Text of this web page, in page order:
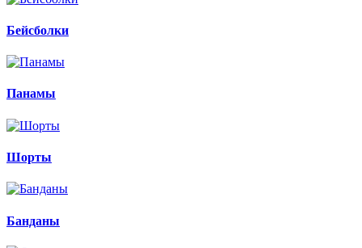
Бейсболки
Панамы
Шорты
Банданы